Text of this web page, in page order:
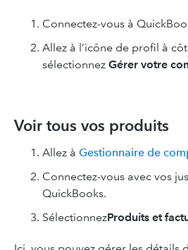
Connectez-vous à
Allez à l’icône de profil à
sélectionnez Gérer votre
Voir tous vos produits
Allez à Gestionnaire de
Connectez-vous avec vos
QuickBooks.
SélectionnezProduits et